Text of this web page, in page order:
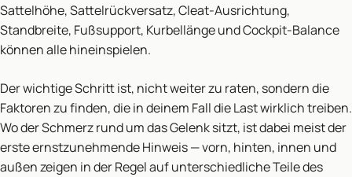
Sattelhöhe, Sattelrückversatz, Cleat-Ausrichtung,
Standbreite, Fußsupport, Kurbellänge und Cockpit-Balance
können alle hineinspielen.
Der wichtige Schritt ist, nicht weiter zu raten, sondern die
Faktoren zu finden, die in deinem Fall die Last wirklich treiben.
Wo der Schmerz rund um das Gelenk sitzt, ist dabei meist der
erste ernstzunehmende Hinweis — vorn, hinten, innen und
außen zeigen in der Regel auf unterschiedliche Teile des